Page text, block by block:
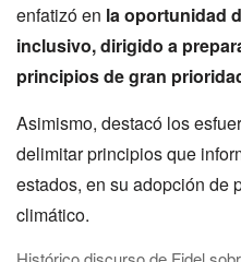
enfatizó en la oportunidad
inclusivo, dirigido a
principios de gran
Asimismo, destacó los
delimitar principios que
estados, en su adopción de
climático.